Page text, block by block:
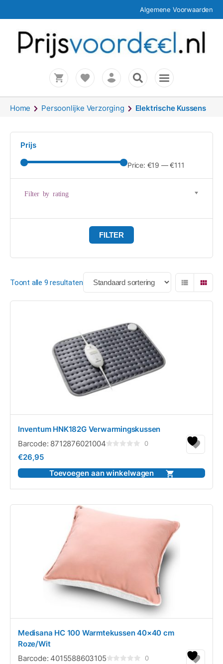
Algemene Voorwaarden
Home Persoonlijke Verzorging Elektrische Kussens
Prijs
Price: €19 —€111
Filter by rating
FILTER
Toont alle 9 resultaten
Inventum HNK182G Verwarmingskussen
Barcode: 8712876021004
5
0
€26,95
Toevoegen aan winkelwagen
Medisana HC 100 Warmtekussen 40×40 cm
Roze/Wit
Barcode: 4015588603105 0